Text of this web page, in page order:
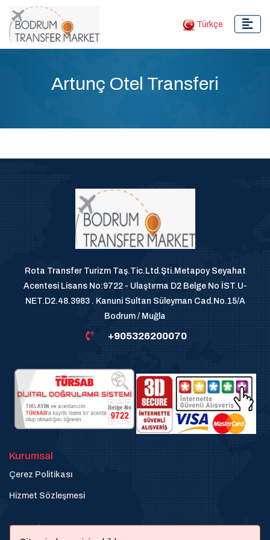
Türkçe
Artunç Otel Transferi
Rota Transfer Turizm Taş.Tic.Ltd.Şti.Metapoy Seyahat
Acentesi Lisans No:9722 - Ulaştırma D2 Belge No İST.U-
NET.D2.48.3983 . Kanuni Sultan Süleyman Cad.No.15/A
Bodrum / Muğla
+905326200070
Kurumsal
Çerez Politikası
Hizmet Sözleşmesi
Destek